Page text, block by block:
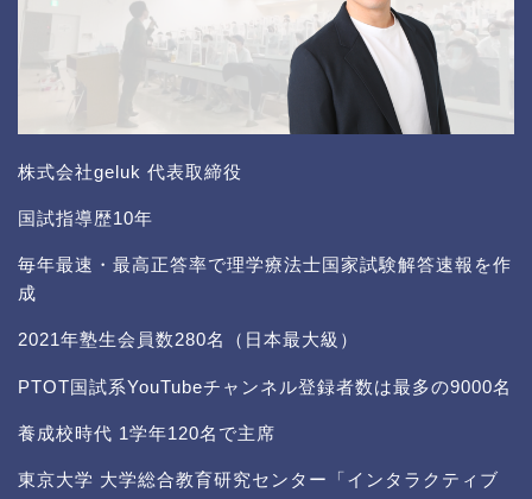
株式会社geluk 代表取締役
国試指導歴10年
毎年最速・最高正答率で理学療法士国家試験解答速報を作
成
2021年塾生会員数280名（日本最大級）
PTOT国試系YouTubeチャンネル登録者数は最多の9000名
養成校時代 1学年120名で主席
東京大学 大学総合教育研究センター「インタラクティブ